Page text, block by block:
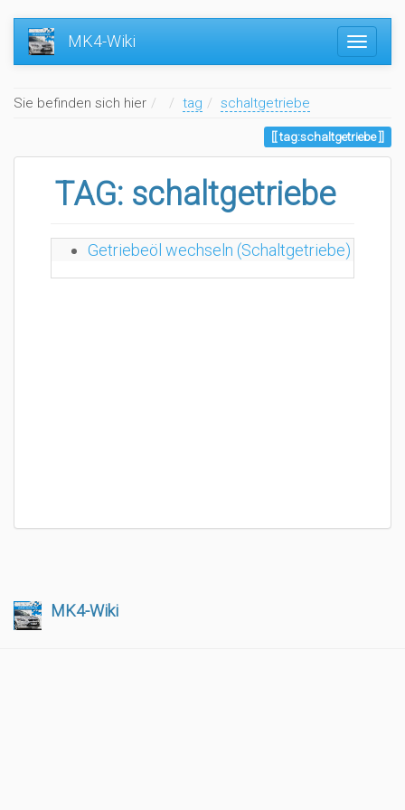
MK4-Wiki
Sie befinden sich hier Home
tag schaltgetriebe
tag:schaltgetriebe
TAG: schaltgetriebe
Getriebeöl wechseln (Schaltgetriebe)
MK4-Wiki